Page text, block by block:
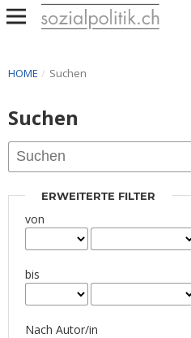
HOME / Suchen
Suchen
ERWEITERTE FILTER
von
bis
Nach Autor/in